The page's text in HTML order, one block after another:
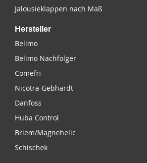
Jalousieklappen nach Maß
Hersteller
Belimo
Belimo Nachfolger
Comefri
Nicotra-Gebhardt
Danfoss
Huba Control
Briem/Magnehelic
Schischek